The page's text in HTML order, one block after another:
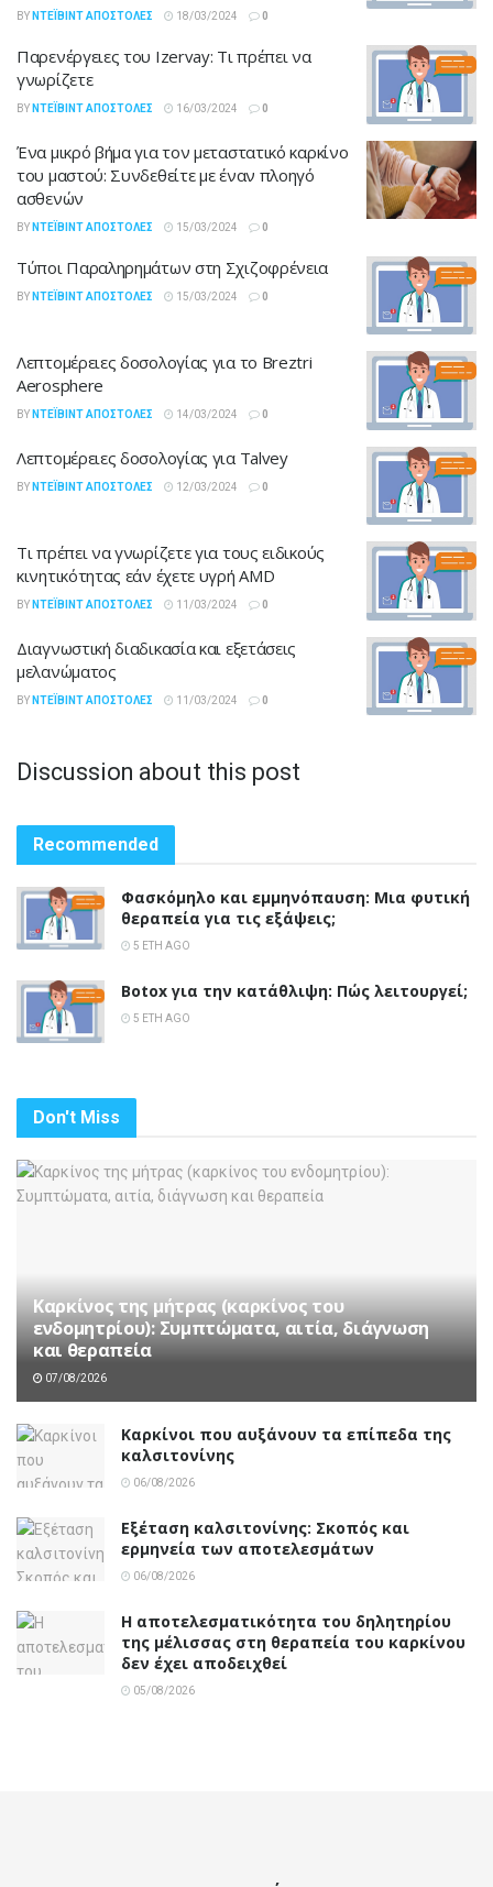
BY ΝΤΈΙΒΙΝΤ ΑΠΟΣΤΌΛΕΣ 18/03/2024 0
Παρενέργειες του Izervay: Τι πρέπει να
γνωρίζετε
BY ΝΤΈΙΒΙΝΤ ΑΠΟΣΤΌΛΕΣ 16/03/2024 0
Ένα μικρό βήμα για τον μεταστατικό καρκίνο
του μαστού: Συνδεθείτε με έναν πλοηγό
ασθενών
BY ΝΤΈΙΒΙΝΤ ΑΠΟΣΤΌΛΕΣ 15/03/2024 0
Τύποι Παραληρημάτων στη Σχιζοφρένεια
BY ΝΤΈΙΒΙΝΤ ΑΠΟΣΤΌΛΕΣ 15/03/2024 0
Λεπτομέρειες δοσολογίας για το Breztri
Aerosphere
BY ΝΤΈΙΒΙΝΤ ΑΠΟΣΤΌΛΕΣ 14/03/2024 0
Λεπτομέρειες δοσολογίας για Talvey
BY ΝΤΈΙΒΙΝΤ ΑΠΟΣΤΌΛΕΣ 12/03/2024 0
Τι πρέπει να γνωρίζετε για τους ειδικούς
κινητικότητας εάν έχετε υγρή AMD
BY ΝΤΈΙΒΙΝΤ ΑΠΟΣΤΌΛΕΣ 11/03/2024 0
Διαγνωστική διαδικασία και εξετάσεις
μελανώματος
BY ΝΤΈΙΒΙΝΤ ΑΠΟΣΤΌΛΕΣ 11/03/2024 0
Discussion about this post
Recommended
Φασκόμηλο και εμμηνόπαυση: Μια φυτική
θεραπεία για τις εξάψεις;
5 ΈΤΗ AGO
Botox για την κατάθλιψη: Πώς λειτουργεί;
5 ΈΤΗ AGO
Don't Miss
Καρκίνος της μήτρας (καρκίνος του
ενδομητρίου): Συμπτώματα, αιτία, διάγνωση
και θεραπεία
07/08/2026
Καρκίνοι που αυξάνουν τα επίπεδα της
καλσιτονίνης
06/08/2026
Εξέταση καλσιτονίνης: Σκοπός και
ερμηνεία των αποτελεσμάτων
06/08/2026
Η αποτελεσματικότητα του δηλητηρίου
της μέλισσας στη θεραπεία του καρκίνου
δεν έχει αποδειχθεί
05/08/2026